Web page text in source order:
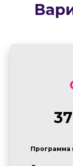
Программа
рассылки
Согласие на
Договор-оферта
Разработка сайта